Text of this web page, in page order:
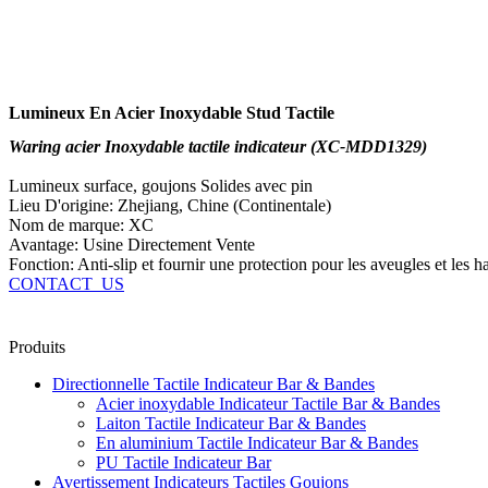
Lumineux En Acier Inoxydable Stud Tactile
Waring acier Inoxydable tactile indicateur (XC-MDD1329)
Lumineux surface, goujons Solides avec pin
Lieu D'origine: Zhejiang, Chine (Continentale)
Nom de marque: XC
Avantage: Usine Directement Vente
Fonction: Anti-slip et fournir une protection pour les aveugles et les
CONTACT_US
Produits
Directionnelle Tactile Indicateur Bar & Bandes
Acier inoxydable Indicateur Tactile Bar & Bandes
Laiton Tactile Indicateur Bar & Bandes
En aluminium Tactile Indicateur Bar & Bandes
PU Tactile Indicateur Bar
Avertissement Indicateurs Tactiles Goujons